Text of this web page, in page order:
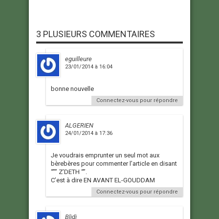
3 PLUSIEURS COMMENTAIRES
eguilleure
23/01/2014 à 16:04
bonne nouvelle
Connectez-vous pour répondre
ALGERIEN
24/01/2014 à 17:36
Je voudrais emprunter un seul mot aux
bèrebères pour commenter l’article en disant
“”” Z’DETH “”.
C’est à dire EN AVANT EL-GOUDDAM
Connectez-vous pour répondre
Blidi